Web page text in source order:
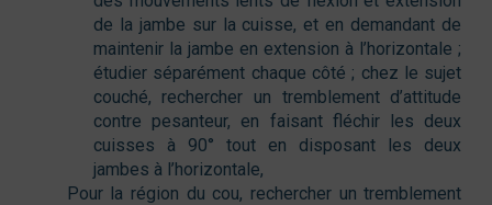
de la jambe sur la cuisse, et en demandant de
maintenir la jambe en extension à l’horizontale ;
étudier séparément chaque côté ; chez le sujet
couché, rechercher un tremblement d’attitude
contre pesanteur, en faisant fléchir les deux
cuisses à 90° tout en disposant les deux
jambes à l’horizontale,
Pour la région du cou, rechercher un tremblement